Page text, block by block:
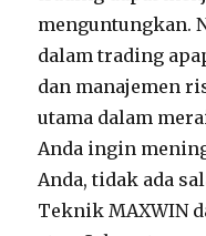
menguntungkan.
dalam trading
dan manajemen
utama dalam
Anda ingin
Anda, tidak ada
Teknik MAXWIN